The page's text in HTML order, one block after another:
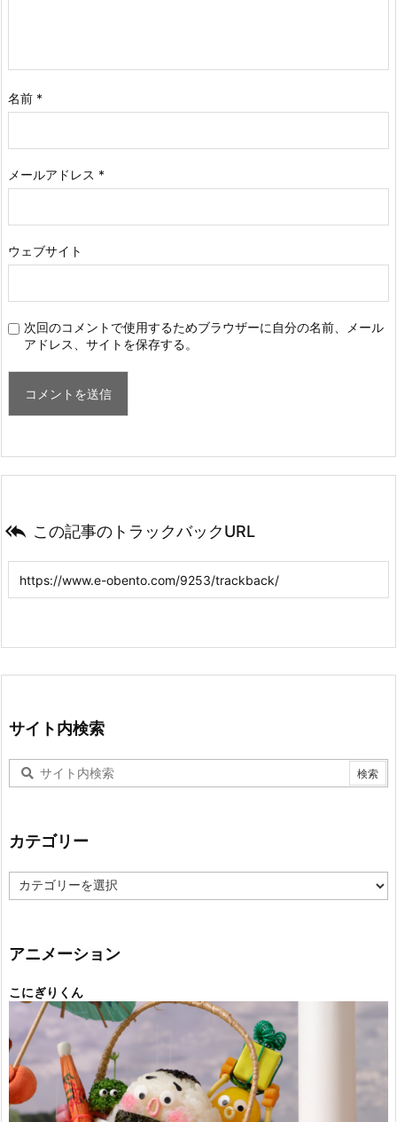
名前 *
メールアドレス *
ウェブサイト
次回のコメントで使用するためブラウザーに自分の名前、メール
アドレス、サイトを保存する。
 この記事のトラックバックURL
サイト内検索
カテゴリー
テ
ー
アニメーション
こにぎりくん